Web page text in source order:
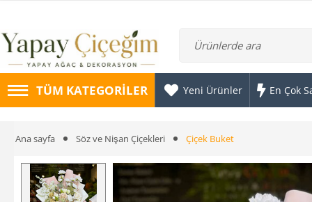
TÜM KATEGORILER Yeni Ürünler En Çok
Ana sayfa Söz ve Nişan Çiçekleri Çiçek Buket